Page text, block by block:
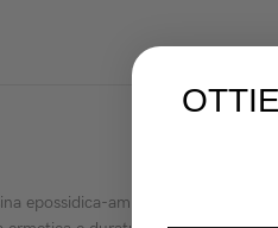
epossidica-amminica,